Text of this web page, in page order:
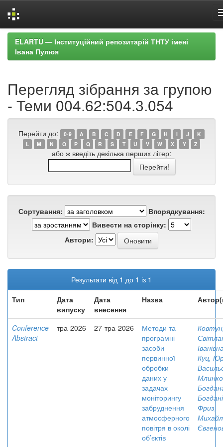
Skip
navigation
ELARTU — Інституційний репозитарій ТНТУ імені
Івана Пулюя
Перегляд зібрання за групою
- Теми 004.62:504.3.054
Перейти до: 0-9 A B C D E F G H I J
K
L
M N O P Q R S T U V W X Y Z
або ж введіть декілька перших літер:
Сортування:
Впорядкування:
Вивести на сторінку:
Автори:
Результати від 1 до 1 із 1
Тип
Дата
випуску
Дата
внесення
Назва
Conference
Abstract
тра-2026 27-тра-2026
Методи та
програмні
засоби
первинної
обробки
даних у
задачах
моніторингу
забруднення
атмосферного
повітря в околі
об’єктів
Куц,
Фриз,